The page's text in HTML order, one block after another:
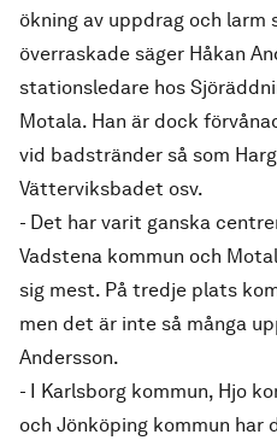
ökning av uppdrag och larm
överraskade säger Håkan
stationsledare hos
Motala. Han är dock
vid badstränder så som
Vätterviksbadet osv.
- Det har varit ganska
Vadstena kommun och
sig mest. På tredje plats
men det är inte så många
Andersson.
- I Karlsborg kommun, Hjo
och Jönköping kommun